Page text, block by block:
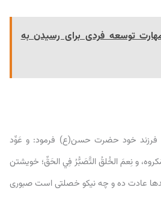
توسعه فردی برای رسیدن به
خود حضرت حسن(ع) فرمود: و عَوِّد
و نِعمَ الخُلقُ التَّصَبُّرُ فِي الحَقِّ؛ خويشتن
عادت ده و چه نيكو خصلتى است صبورى